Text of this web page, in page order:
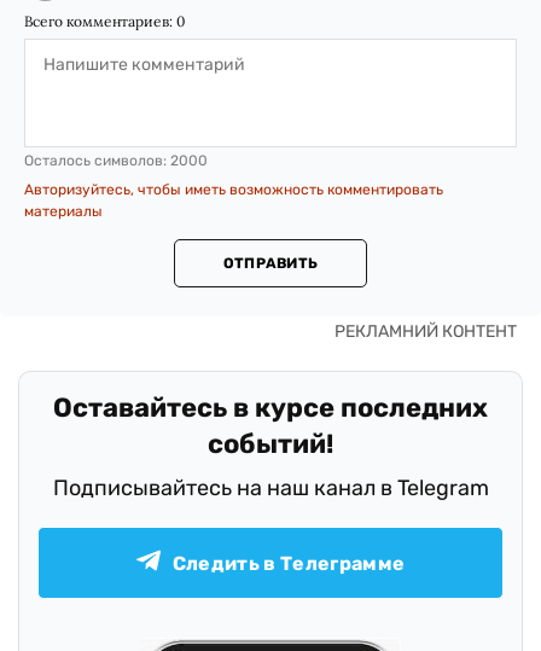
Всего комментариев: 0
Осталось символов: 2000
Авторизуйтесь, чтобы иметь возможность комментировать
материалы
ОТПРАВИТЬ
Оставайтесь в курсе последних
событий!
Подписывайтесь на наш канал в Telegram
Следить в Телеграмме